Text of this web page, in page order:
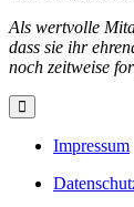
Als wertvolle
dass sie ihr
noch zeitweise
Impressum